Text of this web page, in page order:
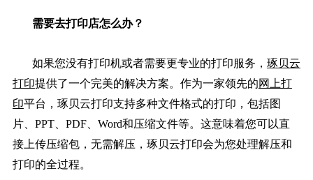
需要去打印店怎么办？
如果您没有打印机或者需要更专业的打印服务， 琢贝云
打印提供了一个完美的解决方案。作为一家领先的网上打
印平台，琢贝云打印支持多种文件格式的打印，包括图
片、PPT、PDF、Word和压缩文件等。这意味着您可以直
接上传压缩包，无需解压，琢贝云打印会为您处理解压和
打印的全过程。